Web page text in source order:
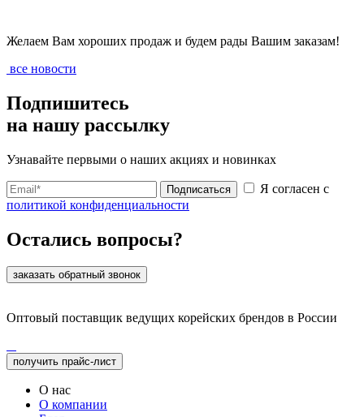
Желаем Вам хороших продаж и будем рады Вашим заказам!
все новости
Подпишитесь
на нашу рассылку
Узнавайте первыми о наших акциях и новинках
Подписаться
Я согласен с
политикой конфиденциальности
Остались вопросы?
заказать обратный звонок
Оптовый поставщик ведущих корейских брендов в России
получить прайс-лист
О нас
О компании